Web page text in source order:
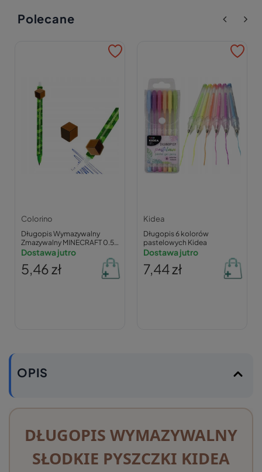
Polecane
Colorino
Długopis Wymazywalny
Zmazywalny MINECRAFT 0.5
Niebieski Colorino 06363
Dostawa jutro
5,46 zł
Kidea
Długopis 6 kolorów
pastelowych Kidea
Dostawa jutro
7,44 zł
OPIS
DŁUGOPIS WYMAZYWALNY
SŁODKIE PYSZCZKI KIDEA